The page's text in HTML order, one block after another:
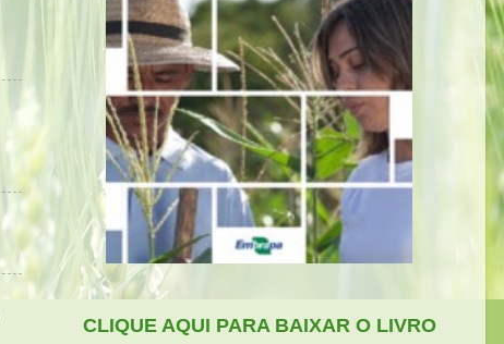
CLIQUE AQUI PARA BAIXAR O LIVRO